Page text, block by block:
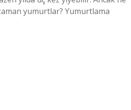
yumurtlar? Yumurtlama